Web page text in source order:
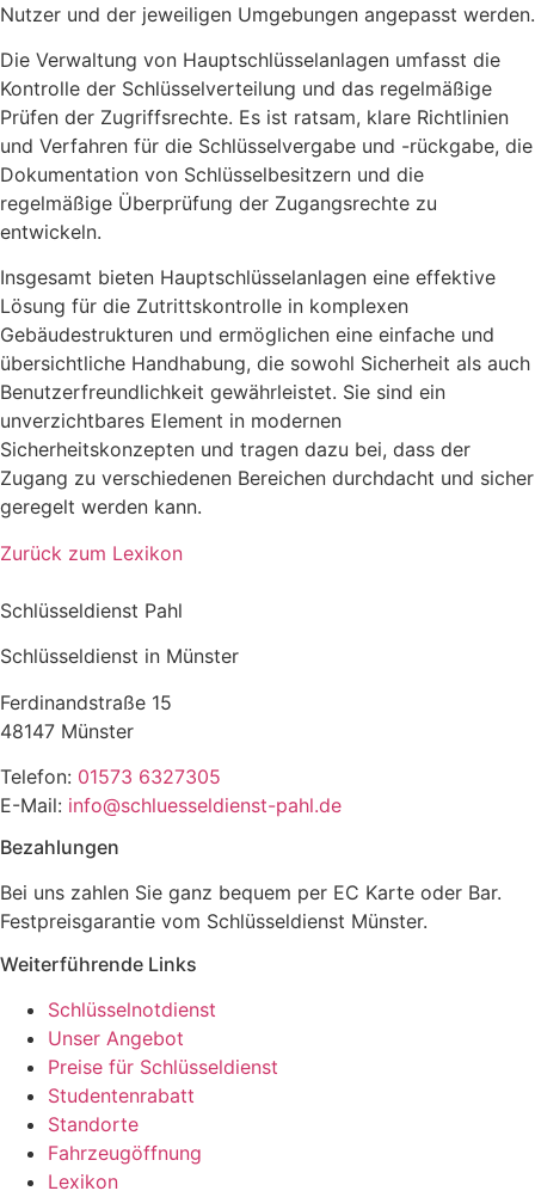
Nutzer und der jeweiligen Umgebungen angepasst werden.
Die Verwaltung von Hauptschlüsselanlagen umfasst die
Kontrolle der Schlüsselverteilung und das regelmäßige
Prüfen der Zugriffsrechte. Es ist ratsam, klare Richtlinien
und Verfahren für die Schlüsselvergabe und -rückgabe, die
Dokumentation von Schlüsselbesitzern und die
regelmäßige Überprüfung der Zugangsrechte zu
entwickeln.
Insgesamt bieten Hauptschlüsselanlagen eine effektive
Lösung für die Zutrittskontrolle in komplexen
Gebäudestrukturen und ermöglichen eine einfache und
übersichtliche Handhabung, die sowohl Sicherheit als auch
Benutzerfreundlichkeit gewährleistet. Sie sind ein
unverzichtbares Element in modernen
Sicherheitskonzepten und tragen dazu bei, dass der
Zugang zu verschiedenen Bereichen durchdacht und sicher
geregelt werden kann.
Zurück zum Lexikon
Schlüsseldienst Pahl
Schlüsseldienst in Münster
Ferdinandstraße 15
48147 Münster
Telefon: 01573 6327305
E-Mail: info@schluesseldienst-pahl.de
Bezahlungen
Bei uns zahlen Sie ganz bequem per EC Karte oder Bar.
Festpreisgarantie vom Schlüsseldienst Münster.
Weiterführende Links
Schlüsselnotdienst
Unser Angebot
Preise für Schlüsseldienst
Studentenrabatt
Standorte
Fahrzeugöffnung
Lexikon